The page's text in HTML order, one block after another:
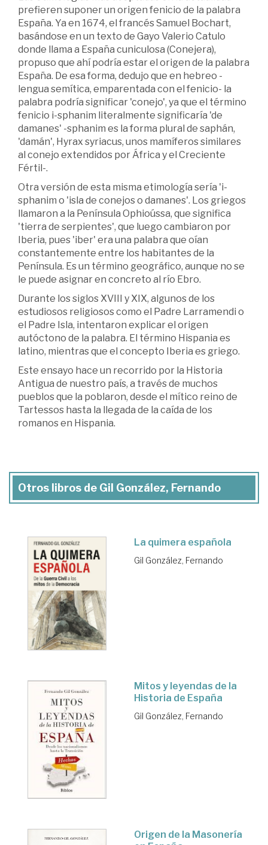
prefieren suponer un origen fenicio de la palabra
España. Ya en 1674, el francés Samuel Bochart,
basándose en un texto de Gayo Valerio Catulo
donde llama a España cuniculosa (Conejera),
propuso que ahí podría estar el origen de la palabra
España. De esa forma, dedujo que en hebreo -
lengua semítica, emparentada con el fenicio- la
palabra podría significar 'conejo', ya que el término
fenicio i-sphanim literalmente significaría 'de
damanes' -sphanim es la forma plural de saphán,
'damán', Hyrax syriacus, unos mamíferos similares
al conejo extendidos por África y el Creciente
Fértil-.
Otra versión de esta misma etimología sería 'i-
sphanim o 'isla de conejos o damanes'. Los griegos
llamaron a la Península Ophioússa, que significa
'tierra de serpientes', que luego cambiaron por
Iberia, pues 'iber' era una palabra que oían
constantemente entre los habitantes de la
Península. Es un término geográfico, aunque no se
le puede asignar en concreto al río Ebro.
Durante los siglos XVIII y XIX, algunos de los
estudiosos religiosos como el Padre Larramendi o
el Padre Isla, intentaron explicar el origen
autóctono de la palabra. El término Hispania es
latino, mientras que el concepto Iberia es griego.
Este ensayo hace un recorrido por la Historia
Antigua de nuestro país, a través de muchos
pueblos que la poblaron, desde el mítico reino de
Tartessos hasta la llegada de la caída de los
romanos en Hispania.
Otros libros de Gil González, Fernando
La quimera española
Gil González, Fernando
Mitos y leyendas de la
Historia de España
Gil González, Fernando
Origen de la Masonería